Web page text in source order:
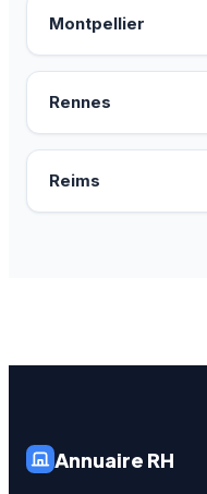
Montpellier
Rennes
Reims
Annuaire RH